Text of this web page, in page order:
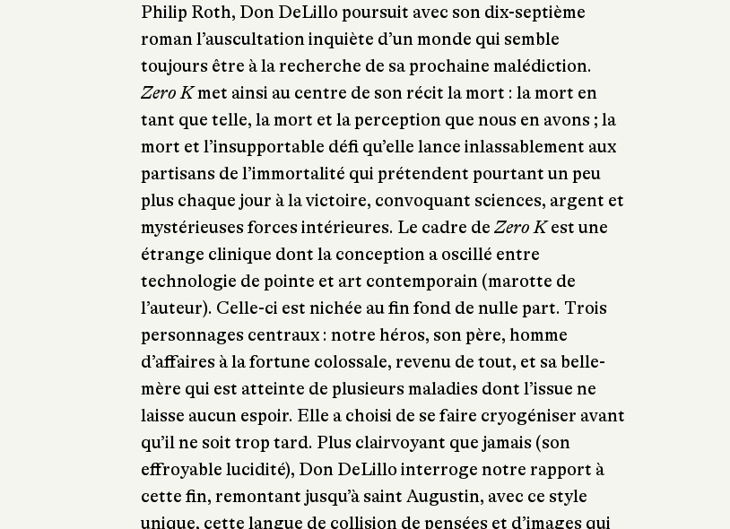
Philip Roth, Don DeLillo poursuit avec son dix-septième
roman l’auscultation inquiète d’un monde qui semble
toujours être à la recherche de sa prochaine malédiction.
Zero Kmet ainsi au centre de son récit la mort : la mort en
tant que telle, la mort et la perception que nous en avons ; la
mort et l’insupportable défi qu’elle lance inlassablement aux
partisans de l’immortalité qui prétendent pourtant un peu
plus chaque jour à la victoire, convoquant sciences, argent et
mystérieuses forces intérieures. Le cadre de Zero Kest une
étrange clinique dont la conception a oscillé entre
technologie de pointe et art contemporain (marotte de
l’auteur). Celle-ci est nichée au fin fond de nulle part. Trois
personnages centraux : notre héros, son père, homme
d’affaires à la fortune colossale, revenu de tout, et sa belle-
mère qui est atteinte de plusieurs maladies dont l’issue ne
laisse aucun espoir. Elle a choisi de se faire cryogéniser avant
qu’il ne soit trop tard. Plus clairvoyant que jamais (son
effroyable lucidité), Don DeLillo interroge notre rapport à
cette fin, remontant jusqu’à saint Augustin, avec ce style
unique, cette langue de collision de pensées et d’images qui